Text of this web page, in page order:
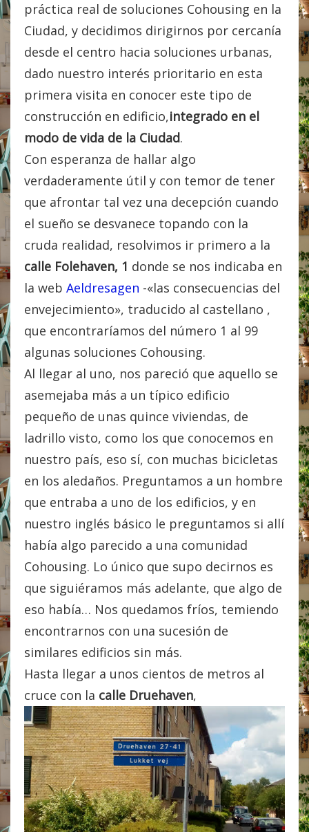
práctica real de soluciones Cohousing en la
Ciudad, y decidimos dirigirnos por cercanía
desde el centro hacia soluciones urbanas,
dado nuestro interés prioritario en esta
primera visita en conocer este tipo de
construcción en edificio,integrado en el
modo de vida de la Ciudad.
Con esperanza de hallar algo
verdaderamente útil y con temor de tener
que afrontar tal vez una decepción cuando
el sueño se desvanece topando con la
cruda realidad, resolvimos ir primero a la
calle Folehaven, 1 donde se nos indicaba en
la web Aeldresagen -«las consecuencias del
envejecimiento», traducido al castellano ,
que encontraríamos del número 1 al 99
algunas soluciones Cohousing.
Al llegar al uno, nos pareció que aquello se
asemejaba más a un típico edificio
pequeño de unas quince viviendas, de
ladrillo visto, como los que conocemos en
nuestro país, eso sí, con muchas bicicletas
en los aledaños. Preguntamos a un hombre
que entraba a uno de los edificios, y en
nuestro inglés básico le preguntamos si allí
había algo parecido a una comunidad
Cohousing. Lo único que supo decirnos es
que siguiéramos más adelante, que algo de
eso había… Nos quedamos fríos, temiendo
encontrarnos con una sucesión de
similares edificios sin más.
Hasta llegar a unos cientos de metros al
cruce con la calle Druehaven,